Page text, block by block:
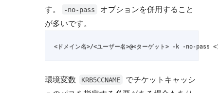
す。
-no-pass
オプションを併用すること
が多いです。
<ドメイン名>/<ユーザー名>@<ターゲット> -k -no-pass
環境変数 KRB5CCNAME
でチケットキャッシ